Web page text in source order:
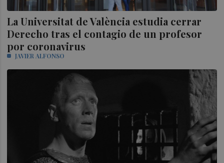
La Universitat de València estudia cerrar
Derecho tras el contagio de un profesor
por coronavirus
JAVIER ALFONSO